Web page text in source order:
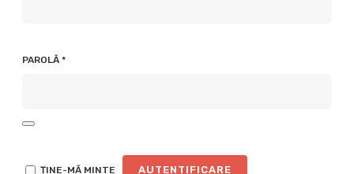
PAROLĂ *OBLIGATORIU
ȚINE-MĂ MINTE AUTENTIFICARE